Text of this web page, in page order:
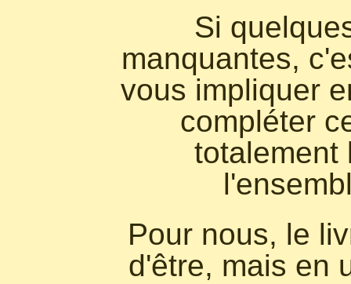
Si
manquantes,
vous impliquer
compléter
totalement
Pour nous, le
d'être, mais en